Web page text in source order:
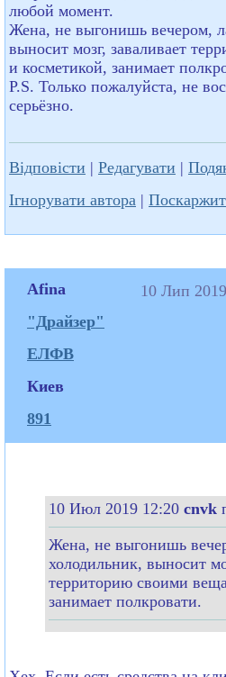
любой момент.
Жена, не выгонишь вечером,
выносит мозг, заваливает
и косметикой, занимает
P.S. Только пожалуйста, не
серьёзно.
Відповісти | Редагувати |
Ігнорувати автора |
Afina
"Драйзер"
ЕЛФВ
Киев
891
10 Лип
10 Июл 2019 12:20 cnvk
Жена, не выгонишь
холодильник, выносит
территорию своими
занимает полкровати.